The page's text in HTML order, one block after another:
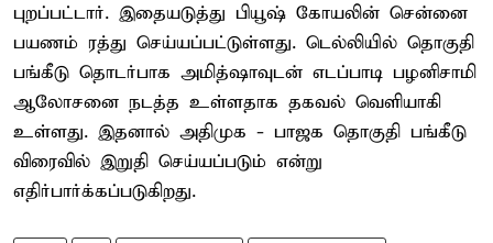
புறப்பட்டார். இதையடுத்து பியூஷ் கோயலின் சென்னை
பயணம் ரத்து செய்யப்பட்டுள்ளது. டெல்லியில் தொகுதி
பங்கீடு தொடர்பாக அமித்ஷாவுடன் எடப்பாடி பழனிசாமி
ஆலோசனை நடத்த உள்ளதாக தகவல் வெளியாகி
உள்ளது. இதனால் அதிமுக - பாஜக தொகுதி பங்கீடு
விரைவில் இறுதி செய்யப்படும் என்று
எதிர்பார்க்கப்படுகிறது.